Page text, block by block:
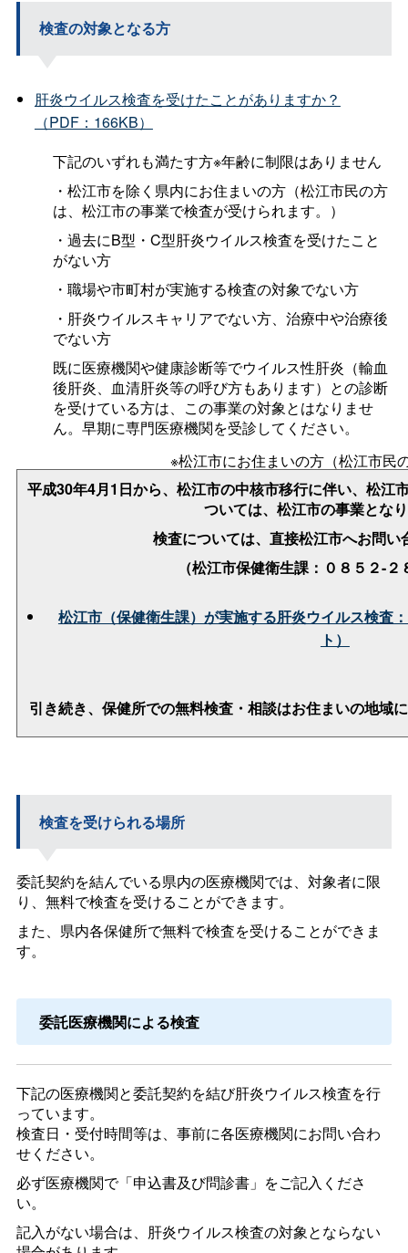
検査の対象となる方
肝炎ウイルス検査を受けたことがありますか？
（PDF：166KB）
下記のいずれも満たす方※年齢に制限はありません
・松江市を除く県内にお住まいの方（松江市民の方
は、松江市の事業で検査が受けられます。）
・過去にB型・C型肝炎ウイルス検査を受けたこと
がない方
・職場や市町村が実施する検査の対象でない方
・肝炎ウイルスキャリアでない方、治療中や治療後
でない方
既に医療機関や健康診断等でウイルス性肝炎（輸血
後肝炎、血清肝炎等の呼び方もあります）との診断
を受けている方は、この事業の対象とはなりませ
ん。早期に専門医療機関を受診してください。
※松江市にお住まいの方（松江市民
平成30年4月1日から、松江市の中核市移行に伴い、松江
ついては、松江市の事業とな
検査については、直接松江市へお問い
（松江市保健衛生課：０８５２-
松江市（保健衛生課）が実施する肝炎ウイルス検査
ト）
引き続き、保健所での無料検査・相談はお住まいの地域
検査を受けられる場所
委託契約を結んでいる県内の医療機関では、対象者に限
り、無料で検査を受けることができます。
また、県内各保健所で無料で検査を受けることができま
す。
委託医療機関による検査
下記の医療機関と委託契約を結び肝炎ウイルス検査を行
っています。
検査日・受付時間等は、事前に各医療機関にお問い合わ
せください。
必ず医療機関で「申込書及び問診書」をご記入くださ
い。
記入がない場合は、肝炎ウイルス検査の対象とならない